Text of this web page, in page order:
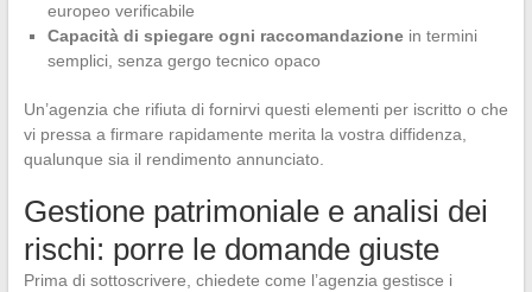
europeo verificabile
Capacità di spiegare ogni raccomandazionein termini
semplici, senza gergo tecnico opaco
Un’agenzia che rifiuta di fornirvi questi elementi per iscritto o che
vi pressa a firmare rapidamente merita la vostra diffidenza,
qualunque sia il rendimento annunciato.
Gestione patrimoniale e analisi dei
rischi: porre le domande giuste
Prima di sottoscrivere, chiedete come l’agenzia gestisce i